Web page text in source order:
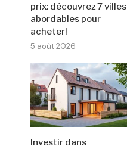
prix: découvrez 7 villes
abordables pour
acheter!
5 août 2026
Investir dans